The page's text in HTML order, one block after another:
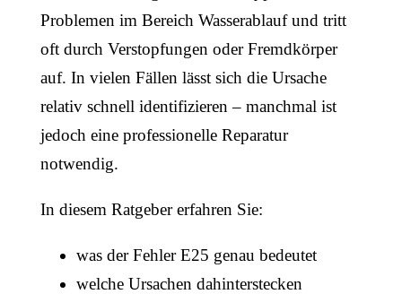
Problemen im Bereich Wasserablauf und tritt
oft durch Verstopfungen oder Fremdkörper
auf. In vielen Fällen lässt sich die Ursache
relativ schnell identifizieren – manchmal ist
jedoch eine professionelle Reparatur
notwendig.
In diesem Ratgeber erfahren Sie:
was der Fehler E25 genau bedeutet
welche Ursachen dahinterstecken